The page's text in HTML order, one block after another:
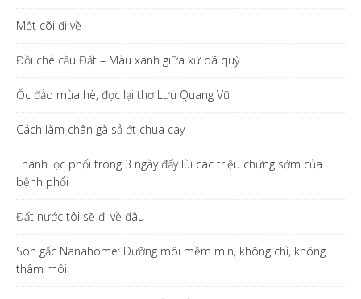
Một cõi đi về
Đồi chè cầu Đất – Màu xanh giữa xứ dã quỳ
Ốc đảo mùa hè, đọc lại thơ Lưu Quang Vũ
Cách làm chân gà sả ớt chua cay
Thanh lọc phổi trong 3 ngày đẩy lùi các triệu chứng sớm của
bệnh phổi
Đất nước tôi sẽ đi về đâu
Son gấc Nanahome: Dưỡng môi mềm mịn, không chì, không
thâm môi